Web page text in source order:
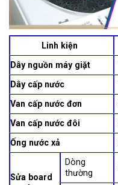
Linh kiện
Dây nguồn máy giặt
Dây cấp nước
Van cấp nước đơn
Van cấp nước đôi
Ống nước xả
Sửa board
Dòng
thường